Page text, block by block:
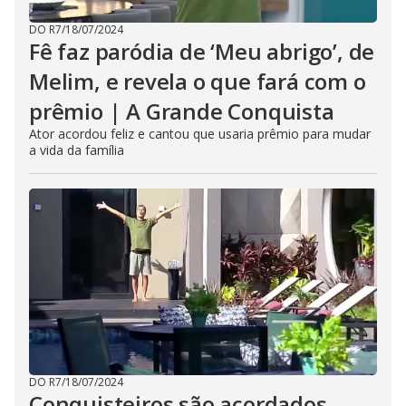
DO R7/18/07/2024
Fê faz paródia de ‘Meu abrigo’, de
Melim, e revela o que fará com o
prêmio | A Grande Conquista
Ator acordou feliz e cantou que usaria prêmio para mudar
a vida da família
DO R7/18/07/2024